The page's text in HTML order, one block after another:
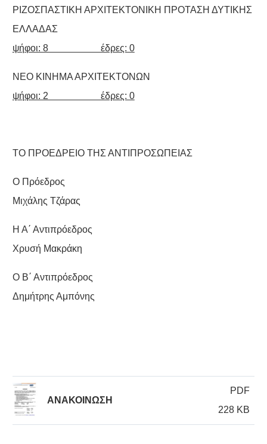
ΡΙΖΟΣΠΑΣΤΙΚΗ ΑΡΧΙΤΕΚΤΟΝΙΚΗ ΠΡΟΤΑΣΗ ΔΥΤΙΚΗΣ
ΕΛΛΑΔΑΣ
ψήφοι: 8 έδρες: 0
ΝΕΟ ΚΙΝΗΜΑ ΑΡΧΙΤΕΚΤΟΝΩΝ
ψήφοι: 2 έδρες: 0
ΤΟ ΠΡΟΕΔΡΕΙΟ ΤΗΣ ΑΝΤΙΠΡΟΣΩΠΕΙΑΣ
Ο Πρόεδρος
Μιχάλης Τζάρας
Η Α΄ Αντιπρόεδρος
Χρυσή Μακράκη
Ο Β΄ Αντιπρόεδρος
Δημήτρης Αμπόνης
ΑΝΑΚΟΙΝΩΣΗ
PDF
228 KB